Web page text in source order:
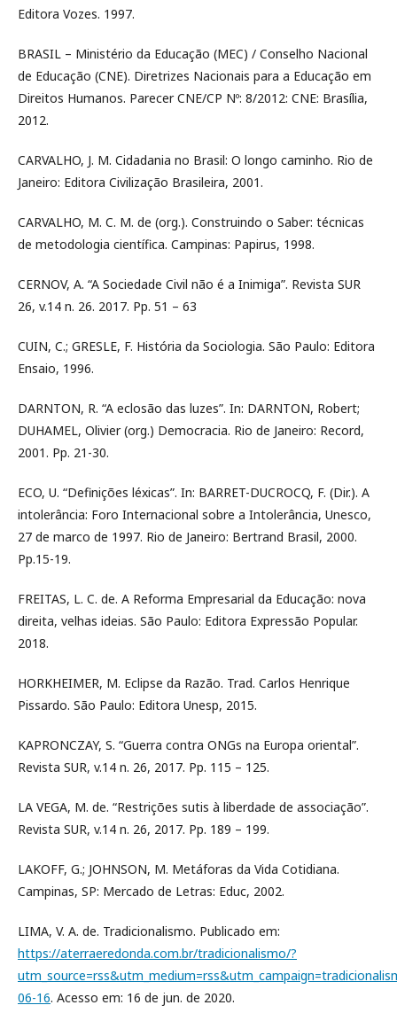
Editora Vozes. 1997.
BRASIL – Ministério da Educação (MEC) / Conselho Nacional
de Educação (CNE). Diretrizes Nacionais para a Educação em
Direitos Humanos. Parecer CNE/CP Nº: 8/2012: CNE: Brasília,
2012.
CARVALHO, J. M. Cidadania no Brasil: O longo caminho. Rio de
Janeiro: Editora Civilização Brasileira, 2001.
CARVALHO, M. C. M. de (org.). Construindo o Saber: técnicas
de metodologia científica. Campinas: Papirus, 1998.
CERNOV, A. “A Sociedade Civil não é a Inimiga”. Revista SUR
26, v.14 n. 26. 2017. Pp. 51 – 63
CUIN, C.; GRESLE, F. História da Sociologia. São Paulo: Editora
Ensaio, 1996.
DARNTON, R. “A eclosão das luzes”. In: DARNTON, Robert;
DUHAMEL, Olivier (org.) Democracia. Rio de Janeiro: Record,
2001. Pp. 21-30.
ECO, U. “Definições léxicas”. In: BARRET-DUCROCQ, F. (Dir.). A
intolerância: Foro Internacional sobre a Intolerância, Unesco,
27 de marco de 1997. Rio de Janeiro: Bertrand Brasil, 2000.
Pp.15-19.
FREITAS, L. C. de. A Reforma Empresarial da Educação: nova
direita, velhas ideias. São Paulo: Editora Expressão Popular.
2018.
HORKHEIMER, M. Eclipse da Razão. Trad. Carlos Henrique
Pissardo. São Paulo: Editora Unesp, 2015.
KAPRONCZAY, S. “Guerra contra ONGs na Europa oriental”.
Revista SUR, v.14 n. 26, 2017. Pp. 115 – 125.
LA VEGA, M. de. “Restrições sutis à liberdade de associação”.
Revista SUR, v.14 n. 26, 2017. Pp. 189 – 199.
LAKOFF, G.; JOHNSON, M. Metáforas da Vida Cotidiana.
Campinas, SP: Mercado de Letras: Educ, 2002.
LIMA, V. A. de. Tradicionalismo. Publicado em:
https://aterraeredonda.com.br/tradicionalismo/?
06-16. Acesso em: 16 de jun. de 2020.